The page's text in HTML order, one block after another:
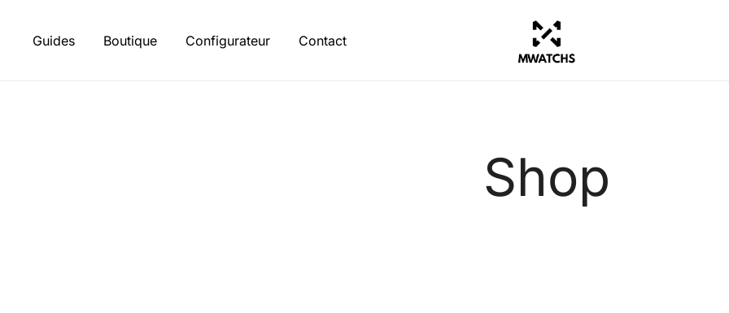
Guides Boutique Configurateur Contact
Shop